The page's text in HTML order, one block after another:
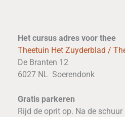
Het cursus adres voor thee
Theetuin Het Zuyderblad /
De Branten 12
6027 NL Soerendonk
Gratis parkeren
Rijd de oprit op. Na de